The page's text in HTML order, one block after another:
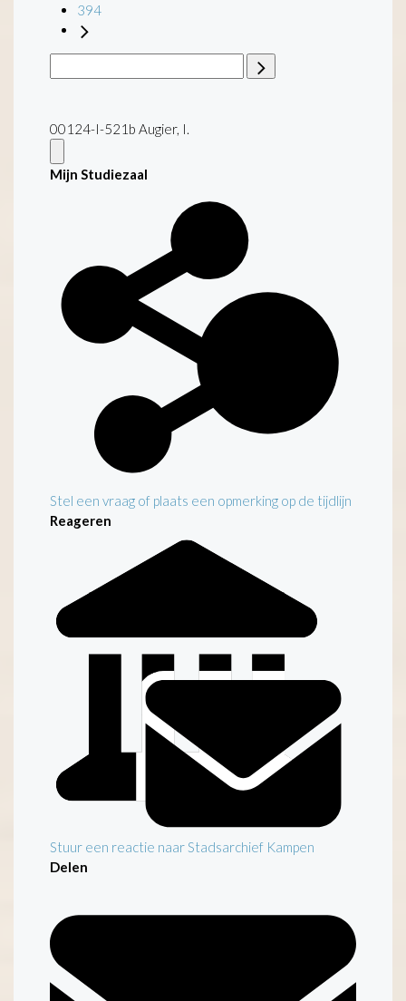
394
00124-I-521b Augier, I.
Mijn Studiezaal
Stel een vraag of plaats een opmerking op de tijdlijn
Reageren
Stuur een reactie naar Stadsarchief Kampen
Delen